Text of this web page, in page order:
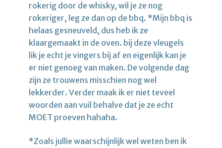
rokerig door de whisky, wil je ze nog
rokeriger, leg ze dan op de bbq. *Mijn bbq is
helaas gesneuveld, dus heb ik ze
klaargemaakt in de oven. bij deze vleugels
lik je echt je vingers bij af en eigenlijk kan je
er niet genoeg van maken. De volgende dag
zijn ze trouwens misschien nog wel
lekkerder. Verder maak ik er niet teveel
woorden aan vuil behalve dat je ze echt
MOET proeven hahaha.
*Zoals jullie waarschijnlijk wel weten ben ik